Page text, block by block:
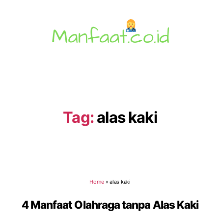
Tag:alas kaki
Home »alas kaki
4 Manfaat Olahraga tanpa Alas Kaki